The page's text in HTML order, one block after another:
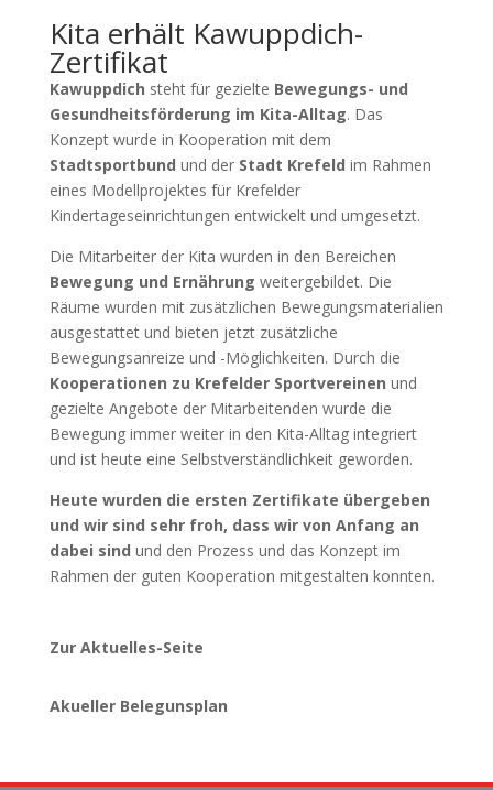
Kita erhält Kawuppdich-
Zertifikat
Kawuppdich steht für gezielte Bewegungs- und
Gesundheitsförderung im Kita-Alltag. Das
Konzept wurde in Kooperation mit dem
Stadtsportbund und derStadt Krefeld im Rahmen
eines Modellprojektes für Krefelder
Kindertageseinrichtungen entwickelt und umgesetzt.
Die Mitarbeiter der Kita wurden in den Bereichen
Bewegung und Ernährung weitergebildet. Die
Räume wurden mit zusätzlichen Bewegungsmaterialien
ausgestattet und bieten jetzt zusätzliche
Bewegungsanreize und -Möglichkeiten. Durch die
Kooperationen zu Krefelder Sportvereinen und
gezielte Angebote der Mitarbeitenden wurde die
Bewegung immer weiter in den Kita-Alltag integriert
und ist heute eine Selbstverständlichkeit geworden.
Heute wurden die ersten Zertifikate übergeben
und wir sind sehr froh, dass wir von Anfang an
dabei sind und den Prozess und das Konzept im
Rahmen der guten Kooperation mitgestalten konnten.
Zur Aktuelles-Seite
Akueller Belegunsplan